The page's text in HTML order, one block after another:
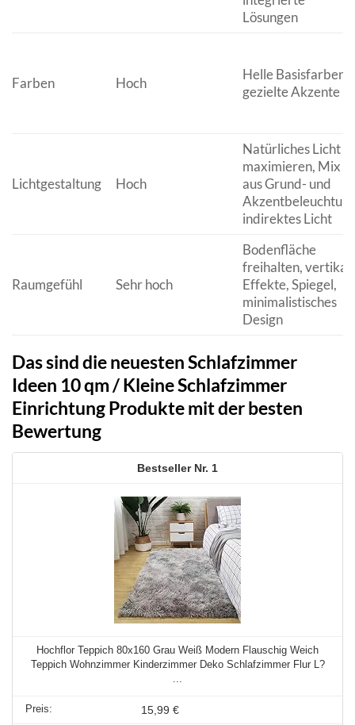
Lösungen
Farben Hoch
Helle Basisfarben,
gezielte Akzente
Lichtgestaltung Hoch
Natürliches Licht
maximieren, Mix
aus Grund- und
indirektes Licht
Raumgefühl Sehr hoch
Bodenfläche
freihalten,
Effekte, Spiegel,
minimalistisches
Design
Das sind die neuesten Schlafzimmer
Ideen 10 qm / Kleine Schlafzimmer
Einrichtung Produkte mit der besten
Bewertung
1
Hochflor Teppich 80x160 Grau Weiß Modern Flauschig Weich
Teppich Wohnzimmer Kinderzimmer Deko Schlafzimmer Flur L?
15,99 €